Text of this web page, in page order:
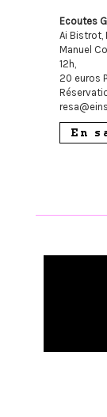
Ecoutes
Ai Bistrot,
Manuel
12h,
20 euros
En